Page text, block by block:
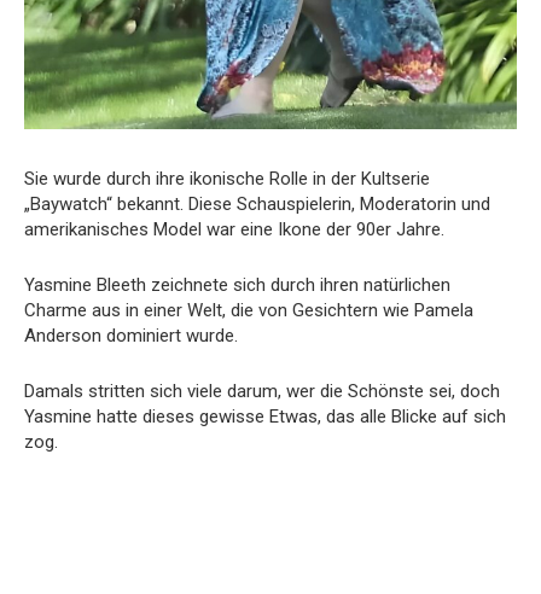
Sie wurde durch ihre ikonische Rolle in der Kultserie
„Baywatch“ bekannt. Diese Schauspielerin, Moderatorin und
amerikanisches Model war eine Ikone der 90er Jahre.
Yasmine Bleeth zeichnete sich durch ihren natürlichen
Charme aus in einer Welt, die von Gesichtern wie Pamela
Anderson dominiert wurde.
Damals stritten sich viele darum, wer die Schönste sei, doch
Yasmine hatte dieses gewisse Etwas, das alle Blicke auf sich
zog.